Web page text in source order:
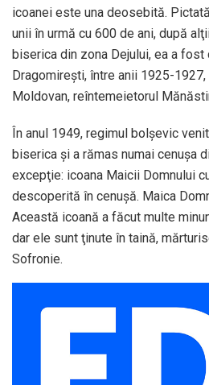
icoanei este una deosebită.
unii în urmă cu 600 de ani, după
biserica din zona Dejului, ea a
Dragomireşti, între anii 1925-
Moldovan, reîntemeietorul
În anul 1949, regimul bolşevic
biserica şi a rămas numai cenuşa
excepţie: icoana Maicii Domnului
descoperită în cenuşă. Maica
Această icoană a făcut multe
dar ele sunt ţinute în taină,
Sofronie.